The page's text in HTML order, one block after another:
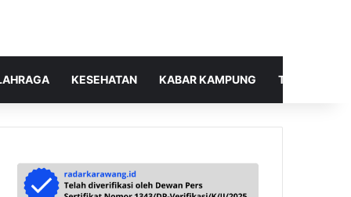
KESEHATAN KABAR KAMPUNG TELUSUR